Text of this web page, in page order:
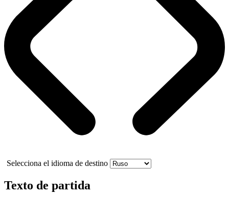
Selecciona el idioma de destino
Texto de partida